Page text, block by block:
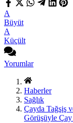
A
Büyüt
A
Küçült
Yorumlar
Haberler
Sağlık
Çayda Tağşiş
Görüşüyle